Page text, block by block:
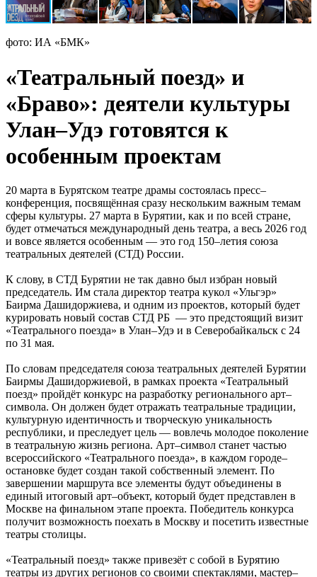
фото: ИА «БМК»
«Театральный поезд» и
«Браво»: деятели культуры
Улан–Удэ готовятся к
особенным проектам
20 марта в Бурятском театре драмы состоялась пресс–
конференция, посвящённая сразу нескольким важным темам
сферы культуры. 27 марта в Бурятии, как и по всей стране,
будет отмечаться международный день театра, а весь 2026 год
и вовсе является особенным — это год 150–летия союза
театральных деятелей (СТД) России.
К слову, в СТД Бурятии не так давно был избран новый
председатель. Им стала директор театра кукол «Ульгэр»
Баирма Дашидоржиева, и одним из проектов, который будет
курировать новый состав СТД РБ — это предстоящий визит
«Театрального поезда» в Улан–Удэ и в Северобайкальск с 24
по 31 мая.
По словам председателя союза театральных деятелей Бурятии
Баирмы Дашидоржиевой, в рамках проекта «Театральный
поезд» пройдёт конкурс на разработку регионального арт–
символа. Он должен будет отражать театральные традиции,
культурную идентичность и творческую уникальность
республики, и преследует цель — вовлечь молодое поколение
в театральную жизнь региона. Арт–символ станет частью
всероссийского «Театрального поезда», в каждом городе–
остановке будет создан такой собственный элемент. По
завершении маршрута все элементы будут объединены в
единый итоговый арт–объект, который будет представлен в
Москве на финальном этапе проекта. Победитель конкурса
получит возможность поехать в Москву и посетить известные
театры столицы.
«Театральный поезд» также привезёт с собой в Бурятию
театры из других регионов со своими спектаклями, мастер–